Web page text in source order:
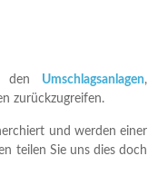
den Umschlagsanlagen,
zurückzugreifen.
und werden einer
teilen Sie uns dies doch